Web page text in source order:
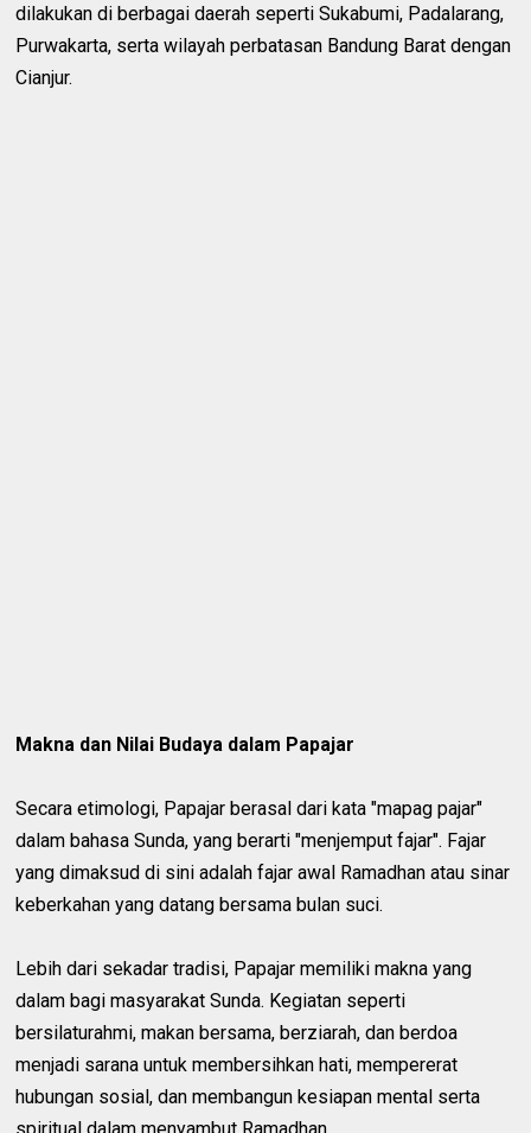
dilakukan di berbagai daerah seperti Sukabumi, Padalarang,
Purwakarta, serta wilayah perbatasan Bandung Barat dengan
Cianjur.
Makna dan Nilai Budaya dalam Papajar
Secara etimologi, Papajar berasal dari kata "mapag pajar"
dalam bahasa Sunda, yang berarti "menjemput fajar". Fajar
yang dimaksud di sini adalah fajar awal Ramadhan atau sinar
keberkahan yang datang bersama bulan suci.
Lebih dari sekadar tradisi, Papajar memiliki makna yang
dalam bagi masyarakat Sunda. Kegiatan seperti
bersilaturahmi, makan bersama, berziarah, dan berdoa
menjadi sarana untuk membersihkan hati, mempererat
hubungan sosial, dan membangun kesiapan mental serta